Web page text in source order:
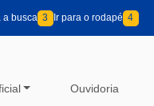
a busca 3 Ir para o rodapé 4
Ouvidoria